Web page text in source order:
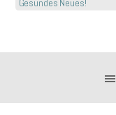
Gesundes Neues!